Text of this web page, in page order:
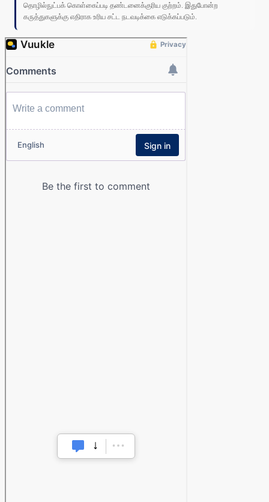
தொழில்நுட்பக் கொள்கைப்படி தண்டனைக்குரிய குற்றம். இதுபோன்ற
கருத்துகளுக்கு எதிராக உரிய சட்ட நடவடிக்கை எடுக்கப்படும்.